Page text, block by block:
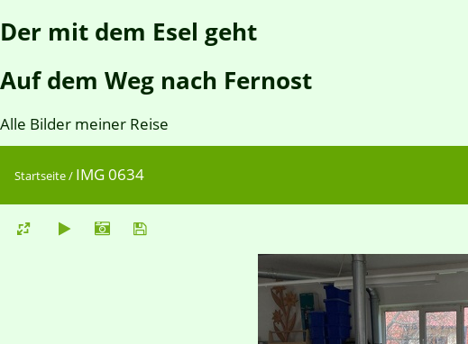
Der mit dem Esel geht
Auf dem Weg nach Fernost
Alle Bilder meiner Reise
Startseite/ IMG 0634